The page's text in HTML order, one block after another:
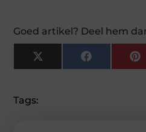
Goed artikel? Deel hem
X
(Twitter)
Facebook
Tags: